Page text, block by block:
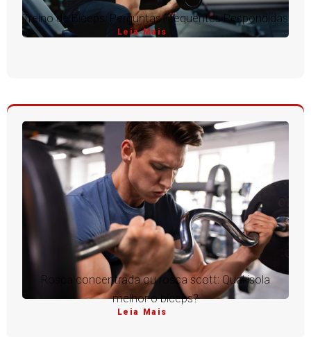
Treino de Bíceps: Perguntas Frequentes Respondidas
Leia Mais
Rosca concentrada ou rosca scott: Qual isola
melhor o bíceps?
Leia Mais